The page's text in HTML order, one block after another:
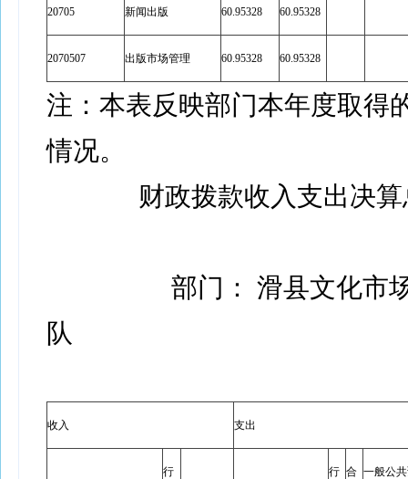
20705 新闻出版 60.95328 60.95328
2070507 出版市场管理 60.95328 60.95328
注：本表反映部门本年度取得
情况。
财政拨款收入支出决
部门： 滑县文化市
队
收入 支出
行 行 合 一般公